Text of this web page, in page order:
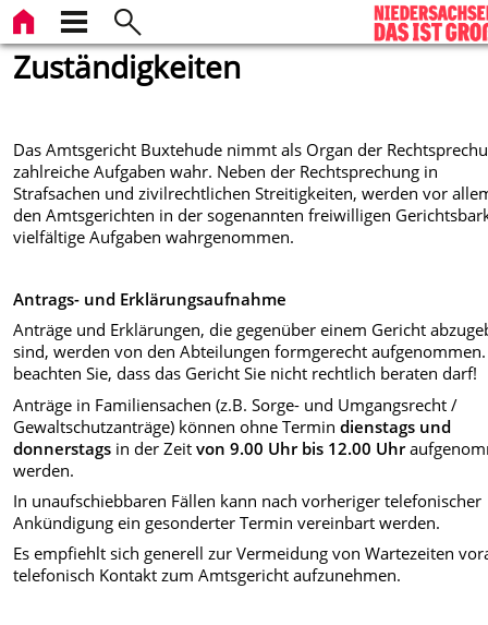
Zuständigkeiten
Das Amtsgericht Buxtehude nimmt als Organ der
zahlreiche Aufgaben wahr. Neben der Rechtsprechung in
Strafsachen und zivilrechtlichen Streitigkeiten, werden vor
den Amtsgerichten in der sogenannten freiwilligen
vielfältige Aufgaben wahrgenommen.
Antrags- und Erklärungsaufnahme
Anträge und Erklärungen, die gegenüber einem Gericht
sind, werden von den Abteilungen formgerecht
beachten Sie, dass das Gericht Sie nicht rechtlich beraten darf!
Anträge in Familiensachen (z.B. Sorge- und Umgangsrecht /
Gewaltschutzanträge) können ohne Termin dienstags und
donnerstags in der Zeit von 9.00 Uhr bis 12.00 Uhr
werden.
In unaufschiebbaren Fällen kann nach vorheriger telefonischer
Ankündigung ein gesonderter Termin vereinbart werden.
Es empfiehlt sich generell zur Vermeidung von Wartezeiten
telefonisch Kontakt zum Amtsgericht aufzunehmen.